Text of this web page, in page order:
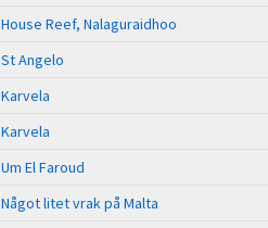
House Reef, Nalaguraidhoo
St Angelo
Karvela
Karvela
Um El Faroud
Något litet vrak på Malta